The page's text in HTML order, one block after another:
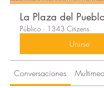
La Plaza del
Público · 1343 Citizens
Unirse
Conversaciones